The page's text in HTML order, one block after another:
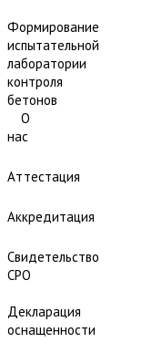
Формирование
испытательной
лаборатории
контроля
бетонов
О
нас
Аттестация
Аккредитация
Свидетельство
СРО
Декларация
оснащенности